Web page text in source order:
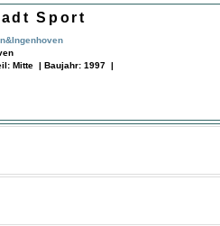
Sport
Mitte | Baujahr: 1997 |